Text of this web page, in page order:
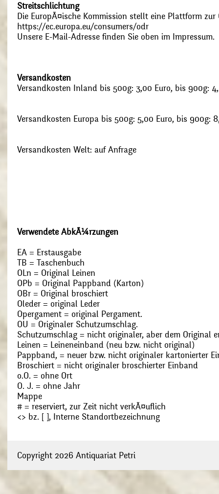
Streitschlichtung
Die EuropÃ¤ische Kommission stellt eine Plattform
https://ec.europa.eu/consumers/odr
Unsere E-Mail-Adresse finden Sie oben im Impressum.
Versandkosten
Versandkosten Inland bis 500g: 3,00 Euro, bis 900g:
Versandkosten Europa bis 500g: 5,00 Euro, bis 900g:
Versandkosten Welt: auf Anfrage
Verwendete AbkÃ¼rzungen
EA = Erstausgabe
TB = Taschenbuch
OLn = Original Leinen
OPb = Original Pappband (Karton)
OBr = Original broschiert
Oleder = original Leder
Opergament = original Pergament.
OU = Originaler Schutzumschlag.
Schutzumschlag = nicht originaler, aber dem Original
Leinen = Leineneinband (neu bzw. nicht original)
Pappband, = neuer bzw. nicht originaler kartonierter
Broschiert = nicht originaler broschierter Einband
o.O. = ohne Ort
O. J. = ohne Jahr
Mappe
# = reserviert, zur Zeit nicht verkÃ¤uflich
<> bz. [ ], Interne Standortbezeichnung
Copyright 2026 Antiquariat Petri